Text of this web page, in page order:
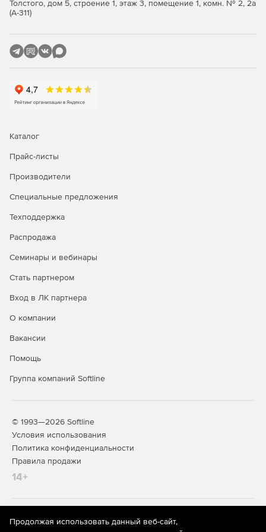
Толстого, дом 5, строение 1, этаж 3, помещение 1, комн. № 2, 2а
(А-311)
Каталог
Прайс-листы
Производители
Специальные предложения
Техподдержка
Распродажа
Семинары и вебинары
Стать партнером
Вход в ЛК партнера
О компании
Вакансии
Помощь
Группа компаний Softline
© 1993—2026 Softline
Условия использования
Политика конфиденциальности
Правила продажи
14+
На информационном ресурсе store.softline.ru применяются
рекомендательные технологии
(информационные технологии
Продолжая использовать данный веб-сайт,